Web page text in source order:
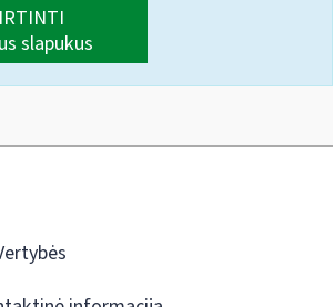
slapukus